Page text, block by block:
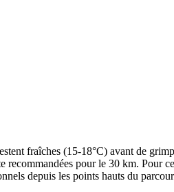
fraîches (15-18°C) avant de
recommandées pour le 30 km. Pour
depuis les points hauts du